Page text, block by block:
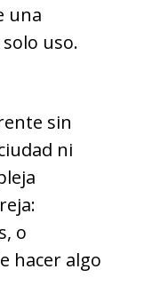
una
uso.
sin
ni
o
hacer algo